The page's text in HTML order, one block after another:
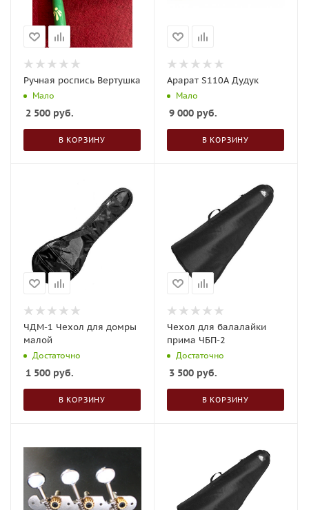
Ручная роспись Вертушка
Мало
2 500 руб.
В КОРЗИНУ
Арарат S110A Дудук
Мало
9 000 руб.
В КОРЗИНУ
ЧДМ-1 Чехол для домры
малой
Достаточно
1 500 руб.
В КОРЗИНУ
Чехол для балалайки
прима ЧБП-2
Достаточно
3 500 руб.
В КОРЗИНУ